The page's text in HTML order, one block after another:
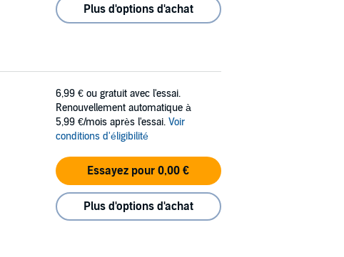
Plus d'options d'achat
6,99 € ou gratuit avec l'essai.
Renouvellement automatique à
5,99 €/mois après l'essai. Voir
conditions d'éligibilité
Essayez pour 0,00 €
Plus d'options d'achat